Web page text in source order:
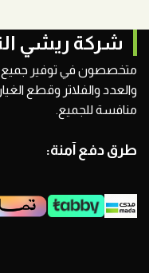
شركة ريشي
متخصصون في توفير جميع
والعدد والفلاتر وقطع
منافسة للجميع.
طرق دفع آمنة: